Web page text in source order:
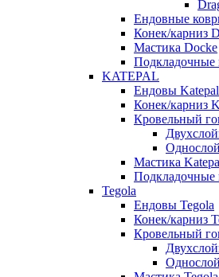
Ендовные
Конек/карниз
Мастика Docke
Подкладочные
KATEPAL
Ендовы Katepal
Конек/карниз
Кровельный
Мастика
Подкладочные
Tegola
Ендовы Tegola
Конек/карниз
Кровельный